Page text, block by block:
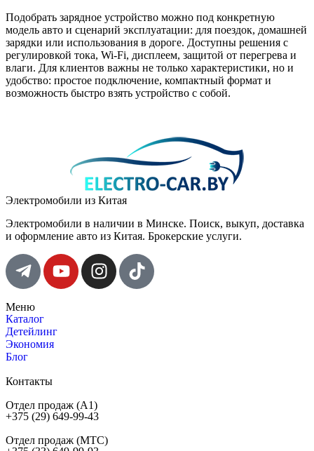
Подобрать зарядное устройство можно под конкретную
модель авто и сценарий эксплуатации: для поездок, домашней
зарядки или использования в дороге. Доступны решения с
регулировкой тока, Wi-Fi, дисплеем, защитой от перегрева и
влаги. Для клиентов важны не только характеристики, но и
удобство: простое подключение, компактный формат и
возможность быстро взять устройство с собой.
Электромобили из Китая
Электромобили в наличии в Минске. Поиск, выкуп, доставка
и оформление авто из Китая. Брокерские услуги.
Меню
Каталог
Детейлинг
Экономия
Блог
Контакты
Отдел продаж (A1)
+375 (29) 649-99-43
Отдел продаж (МТС)